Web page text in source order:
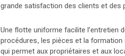
grande satisfaction des clients et des
Une flotte uniforme facilite l’entretien
procédures, les pièces et la
qui permet aux propriétaires et aux